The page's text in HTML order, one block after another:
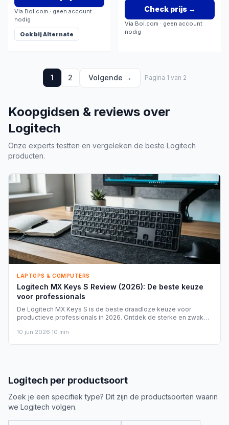
Via Bol.com · geen account
nodig
Ook bijAlternate
Check prijs→
Via Bol.com · geen account
nodig
1 2 Volgende → Pagina 1 van 2
Koopgidsen & reviews over
Logitech
Onze experts testten en vergeleken de beste Logitech
producten.
LAPTOPS & COMPUTERS
Logitech MX Keys S Review (2026): De beste keuze
voor professionals
De Logitech MX Keys S is de beste draadloze keuze voor
productieve professionals in 2026. Ontdek de sterke en zwakke
10 jun 2026·10 min
Logitech per productsoort
Zoek je een specifiek type? Dit zijn de productsoorten waarin
we Logitech volgen.